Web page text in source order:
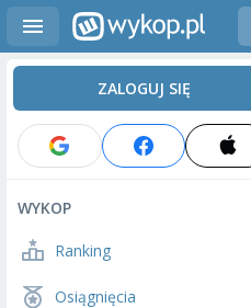
ZALOGUJ SIĘ
WYKOP
Ranking
Osiągnięcia